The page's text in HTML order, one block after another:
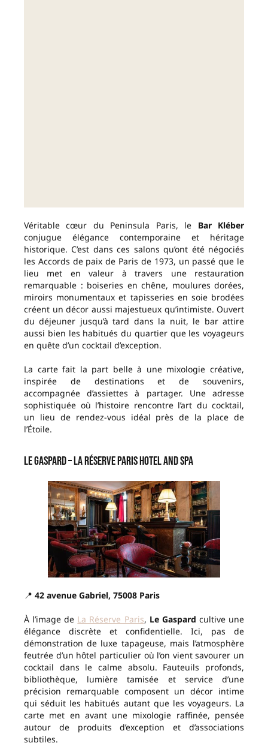
Véritable cœur du Peninsula Paris, le Bar Kléber
conjugue élégance contemporaine et héritage
historique. C’est dans ces salons qu’ont été négociés
les Accords de paix de Paris de 1973, un passé que le
lieu met en valeur à travers une restauration
remarquable : boiseries en chêne, moulures dorées,
miroirs monumentaux et tapisseries en soie brodées
créent un décor aussi majestueux qu’intimiste. Ouvert
du déjeuner jusqu’à tard dans la nuit, le bar attire
aussi bien les habitués du quartier que les voyageurs
en quête d’un cocktail d’exception.
La carte fait la part belle à une mixologie créative,
inspirée de destinations et de souvenirs,
accompagnée d’assiettes à partager. Une adresse
sophistiquée où l’histoire rencontre l’art du cocktail,
un lieu de rendez-vous idéal près de la place de
l’Étoile.
Le Gaspard – La Réserve Paris Hotel and Spa
📍 42 avenue Gabriel, 75008 Paris
À l’image de La Réserve Paris, Le Gaspard cultive une
élégance discrète et confidentielle. Ici, pas de
démonstration de luxe tapageuse, mais l’atmosphère
feutrée d’un hôtel particulier où l’on vient savourer un
cocktail dans le calme absolu. Fauteuils profonds,
bibliothèque, lumière tamisée et service d’une
précision remarquable composent un décor intime
qui séduit les habitués autant que les voyageurs. La
carte met en avant une mixologie raffinée, pensée
autour de produits d’exception et d’associations
subtiles.